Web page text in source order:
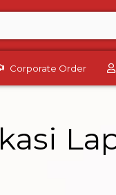
Corporate Order